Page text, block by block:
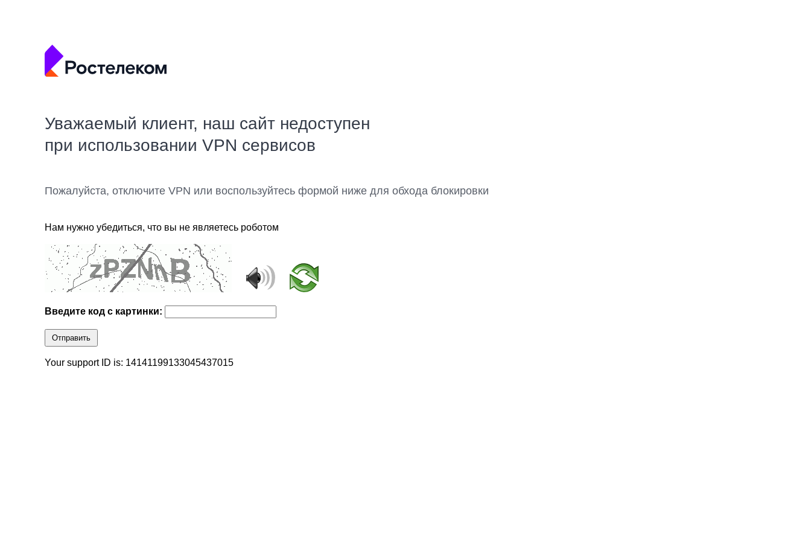
Уважаемый клиент, наш сайт недоступен
при использовании VPN сервисов
Пожалуйста, отключите VPN или воспользуйтесь формой ниже для обхода блокировки
Нам нужно убедиться, что вы не являетесь роботом
Введите код с картинки:
Отправить
Your support ID is: 14141199133045437015